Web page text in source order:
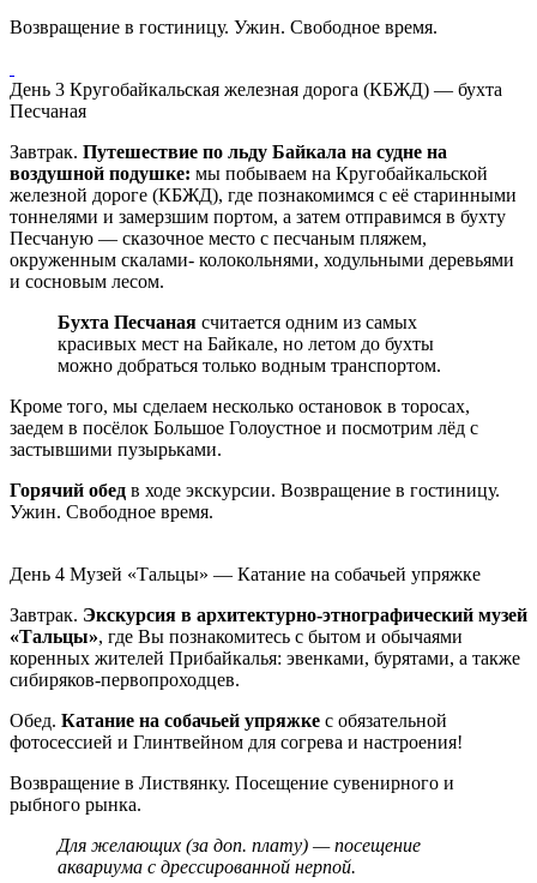
Возвращение в гостиницу. Ужин. Свободное время.
День 3 Кругобайкальская железная дорога (КБЖД) — бухта
Песчаная
Завтрак. Путешествие по льду Байкала на судне на
воздушной подушке: мы побываем на Кругобайкальской
железной дороге (КБЖД), где познакомимся с её старинными
тоннелями и замерзшим портом, а затем отправимся в бухту
Песчаную — сказочное место с песчаным пляжем,
окруженным скалами- колокольнями, ходульными деревьями
и сосновым лесом.
Бухта Песчаная считается одним из самых
красивых мест на Байкале, но летом до бухты
можно добраться только водным транспортом.
Кроме того, мы сделаем несколько остановок в торосах,
заедем в посёлок Большое Голоустное и посмотрим лёд с
застывшими пузырьками.
Горячий обед в ходе экскурсии. Возвращение в гостиницу.
Ужин. Свободное время.
День 4 Музей «Тальцы» — Катание на собачьей упряжке
Завтрак. Экскурсия в архитектурно-этнографический музей
«Тальцы», где Вы познакомитесь с бытом и обычаями
коренных жителей Прибайкалья: эвенками, бурятами, а также
сибиряков-первопроходцев.
Обед. Катание на собачьей упряжке с обязательной
фотосессией и Глинтвейном для согрева и настроения!
Возвращение в Листвянку. Посещение сувенирного и
рыбного рынка.
Для желающих (за доп. плату) — посещение
аквариума с дрессированной нерпой.